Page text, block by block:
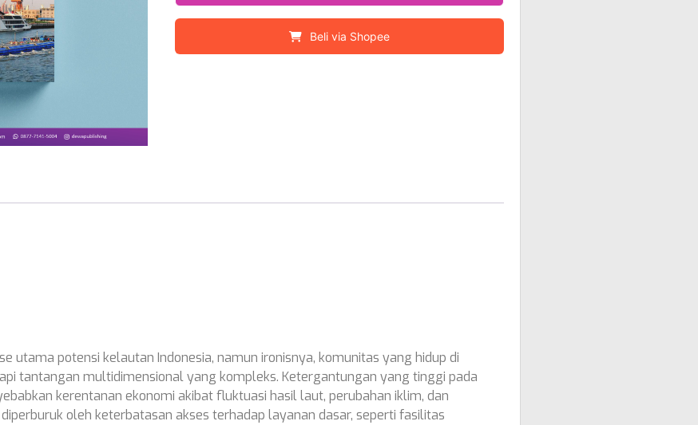
Beli via Shopee
utama potensi kelautan Indonesia, namun ironisnya, komunitas yang hidup di
tantangan multidimensional yang kompleks. Ketergantungan yang tinggi pada
kerentanan ekonomi akibat fluktuasi hasil laut, perubahan iklim, dan
oleh keterbatasan akses terhadap layanan dasar, seperti fasilitas